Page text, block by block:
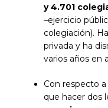
y 4.701
–ejercicio
colegiación).
privada y ha
varios años en
Con respecto
que hacer dos